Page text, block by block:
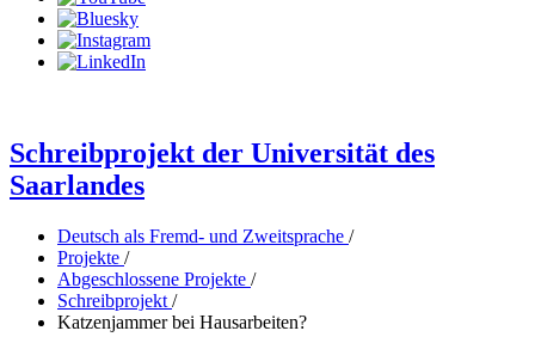
Schreibprojekt der Universität des
Saarlandes
Deutsch als Fremd- und Zweitsprache /
Projekte /
Abgeschlossene Projekte /
Schreibprojekt /
Katzenjammer bei Hausarbeiten?